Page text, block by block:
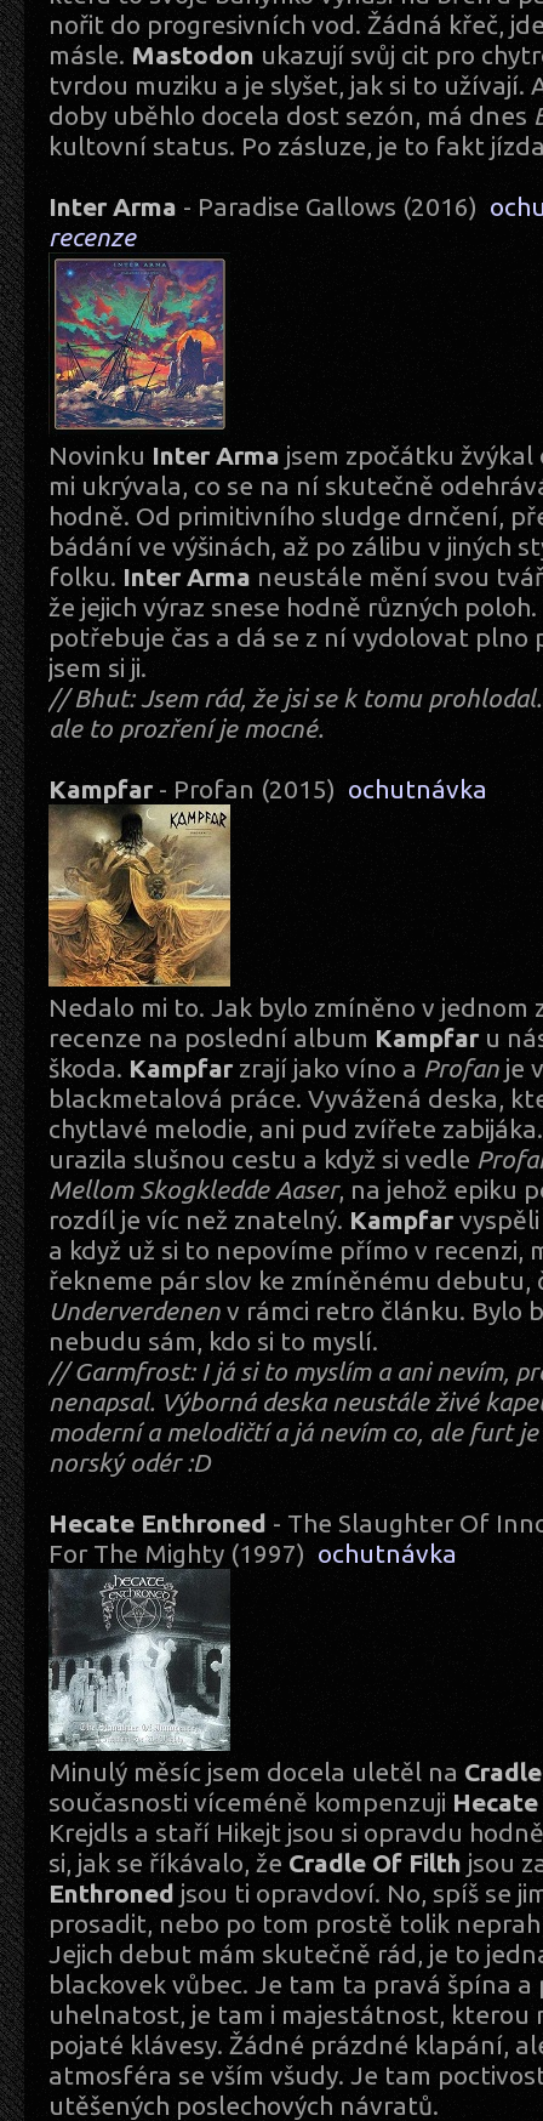
nořit do progresivních vod. Žádná křeč,
másle. Mastodon ukazují svůj cit pro
tvrdou muziku a je slyšet, jak si to užívají.
doby uběhlo docela dost sezón, má dnes
kultovní status. Po zásluze, je to fakt
Inter Arma - Paradise Gallows (2016)
recenze
Novinku Inter Arma jsem zpočátku
mi ukrývala, co se na ní skutečně
hodně. Od primitivního sludge drnčení,
bádání ve výšinách, až po zálibu v jiných
folku. Inter Arma neustále mění svou
že jejich výraz snese hodně různých
potřebuje čas a dá se z ní vydolovat plno
jsem si ji.
// Bhut: Jsem rád, že jsi se k tomu
ale to prozření je mocné.
Kampfar - Profan (2015) ochutnávka
Nedalo mi to. Jak bylo zmíněno v jednom
recenze na poslední album Kampfaru
škoda. Kampfar zrají jako víno a Profan je
blackmetalová práce. Vyvážená deska,
chytlavé melodie, ani pud zvířete
urazila slušnou cestu a když si vedle
Mellom Skogkledde Aaser, na jehož epiku
rozdíl je víc než znatelný. Kampfar
a když už si to nepovíme přímo v recenzi,
řekneme pár slov ke zmíněnému debutu,
Underverdenen v rámci retro článku. Bylo
nebudu sám, kdo si to myslí.
// Garmfrost: I já si to myslím a ani nevím,
nenapsal. Výborná deska neustále živé
moderní a melodičtí a já nevím co, ale furt
norský odér :D
Hecate Enthroned - The Slaughter Of
For The Mighty (1997) ochutnávka
Minulý měsíc jsem docela uletěl na
současnosti víceméně kompenzuji
Krejdls a staří Hikejt jsou si opravdu
si, jak se říkávalo, že Cradle Of Filth jsou
Enthroned jsou ti opravdoví. No, spíš se
prosadit, nebo po tom prostě tolik
Jejich debut mám skutečně rád, je to
blackovek vůbec. Je tam ta pravá špína a
uhelnatost, je tam i majestátnost, kterou
pojaté klávesy. Žádné prázdné klapání,
atmosféra se vším všudy. Je tam
utěšených poslechových návratů.